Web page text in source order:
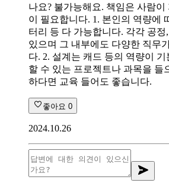
나요? 불가능해요. 책임은 사람
이 필요합니다. 1. 본인의 역량에
터리 등 다 가능합니다. 각각 공정,
있으며 그 내부에도 다양한 직무
다. 2. 설계는 캐드 등의 역량이 기
할 수 있는 프로젝트나 과목을 들
하다면 교육 들어도 좋습니다.
좋아요 0
2024.10.26